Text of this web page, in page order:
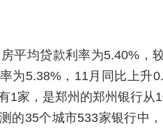
平均贷款利率为5.40%，
为5.38%，11月同比上升
1家，是郑州的郑州银行
的35个城市533家银行中